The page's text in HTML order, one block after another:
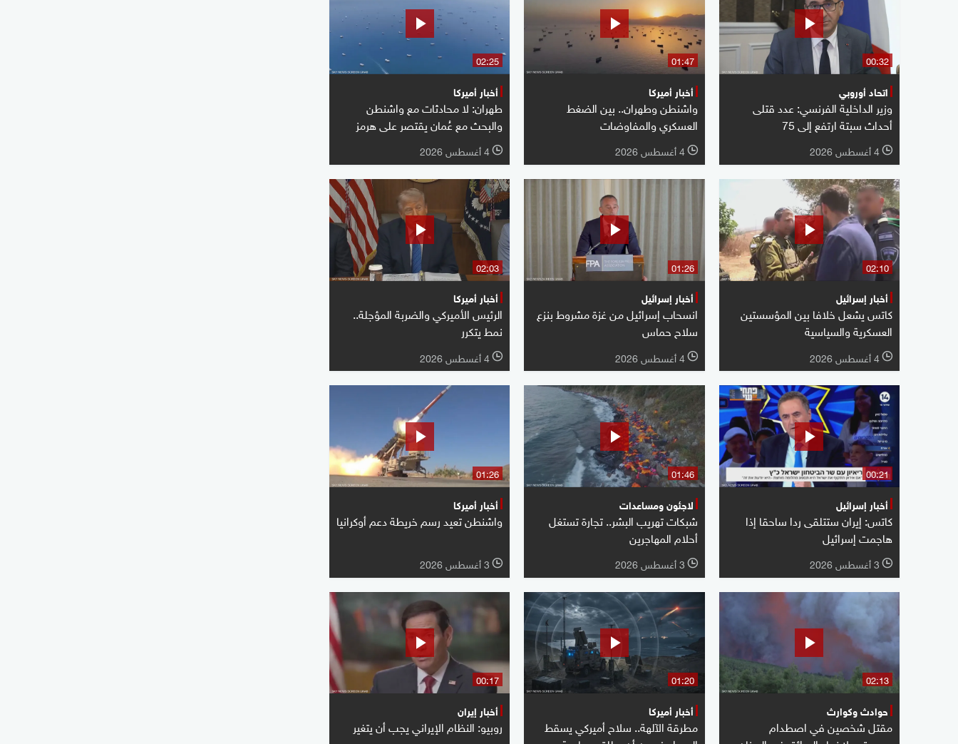
00:32
اتحاد أوروبي
وزير الداخلية الفرنسي: عدد قتلى
أحداث سبتة ارتفع ‌إلى 75
l 4 أغسطس 2026
01:47
أخبار أميركا
واشنطن وطهران.. بين الضغط
العسكري والمفاوضات
l 4 أغسطس 2026
02:25
أخبار أميركا
طهران: لا محادثات مع واشنطن
والبحث مع عُمان يقتصر على هرمز
l 4 أغسطس 2026
02:10
أخبار إسرائيل
كاتس يشعل خلافا بين المؤسستين
العسكرية والسياسية
l 4 أغسطس 2026
01:26
أخبار إسرائيل
انسحاب إسرائيل من غزة مشروط بنزع
سلاح حماس
l 4 أغسطس 2026
02:03
أخبار أميركا
الرئيس الأميركي والضربة المؤجلة..
نمط يتكرر
l 4 أغسطس 2026
00:21
أخبار إسرائيل
كاتس: إيران ستتلقى ردا ساحقا إذا
هاجمت إسرائيل
l 3 أغسطس 2026
01:46
لاجئون ومساعدات
شبكات تهريب البشر.. تجارة تستغل
أحلام المهاجرين
l 3 أغسطس 2026
01:26
أخبار أميركا
واشنطن تعيد رسم خريطة دعم أوكرانيا
l 3 أغسطس 2026
02:13
حوادث وكوارث
مقتل شخصين في اصطدام
01:20
أخبار أميركا
مطرقة الآلهة.. سلاح أميركي يسقط
00:17
أخبار إيران
روبيو: النظام الإيراني يجب أن يتغير